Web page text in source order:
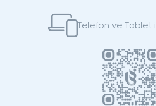
Telefon ve Tablet